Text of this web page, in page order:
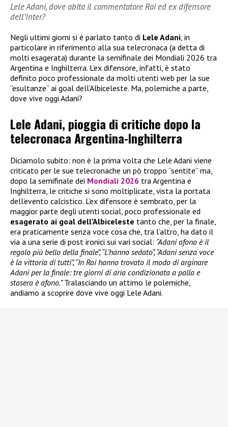
Lele Adani, dove abita il commentatore Rai ed ex difensore
dell’Inter?
Negli ultimi giorni si è parlato tanto di Lele Adani , in
particolare in riferimento alla sua telecronaca (a detta di
molti esagerata) durante la semifinale dei Mondiali 2026 tra
Argentina e Inghilterra. L’ex difensore, infatti, è stato
definito poco professionale da molti utenti web per la sue
“esultanze” ai goal dell’Albiceleste. Ma, polemiche a parte,
dove vive oggi Adani?
Lele Adani, pioggia di critiche dopo la
telecronaca Argentina-Inghilterra
Diciamolo subito: non è la prima volta che Lele Adani viene
criticato per le sue telecronache un pò troppo “sentite” ma,
dopo la semifinale dei Mondiali 2026 tra Argentina e
Inghilterra, le critiche si sono moltiplicate, vista la portata
dell’evento calcistico. L’ex difensore è sembrato, per la
maggior parte degli utenti social, poco professionale ed
esagerato ai goal dell’Albiceleste tanto che, per la finale,
era praticamente senza voce cosa che, tra l’altro, ha dato il
via a una serie di post ironici sui vari social: “Adani afono è il
regalo più bello della finale”, “L’hanno sedato”, “Adani senza voce
è la vittoria di tutti”, “In Rai hanno trovato il modo di arginare
Adani per la finale: tre giorni di aria condizionata a palla e
stasera è afono.”Tralasciando un attimo le polemiche,
andiamo a scoprire dove vive oggi Lele Adani.